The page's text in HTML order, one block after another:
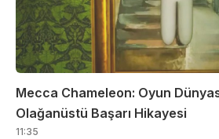
Mecca Chameleon: Oyun
Olağanüstü Başarı Hikayesi
11:35